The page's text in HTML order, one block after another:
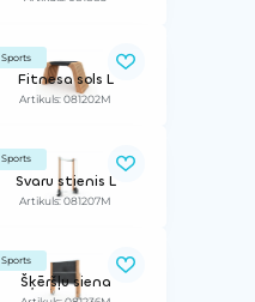
Sports
Fitnesa sols L
Artikuls: 081202M
Sports
Svaru stienis L
Artikuls: 081207M
Sports
Šķēršļu siena